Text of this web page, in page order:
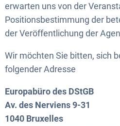
erwarten uns von der
Positionsbestimmung der
der Veröffentlichung der
Wir möchten Sie bitten, sich
folgender Adresse
Europabüro des DStGB
Av. des Nerviens 9-31
1040 Bruxelles